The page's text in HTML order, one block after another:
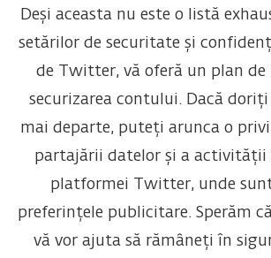
Deși aceasta nu este o listă
setărilor de securitate și
de Twitter, vă oferă un plan de
securizarea contului. Dacă
mai departe, puteți arunca o
partajării datelor și a activității
platformei Twitter, unde
preferințele publicitare. Sperăm
vă vor ajuta să rămâneți în